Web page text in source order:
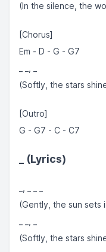
(In the silence, the
[Chorus]
Em - D - G - G7
(Softly, the stars
[Outro]
G - G7 - C - C7
(Lyrics)
(Gently, the sun sets
(Softly, the stars